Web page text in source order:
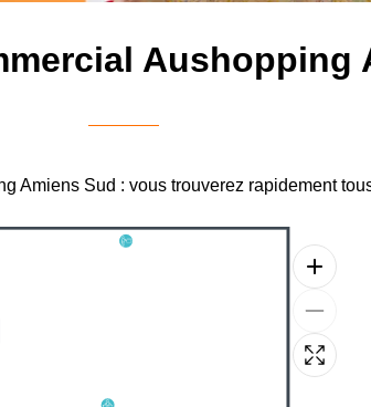
Aushopping
Amiens Sud : vous trouverez rapidement